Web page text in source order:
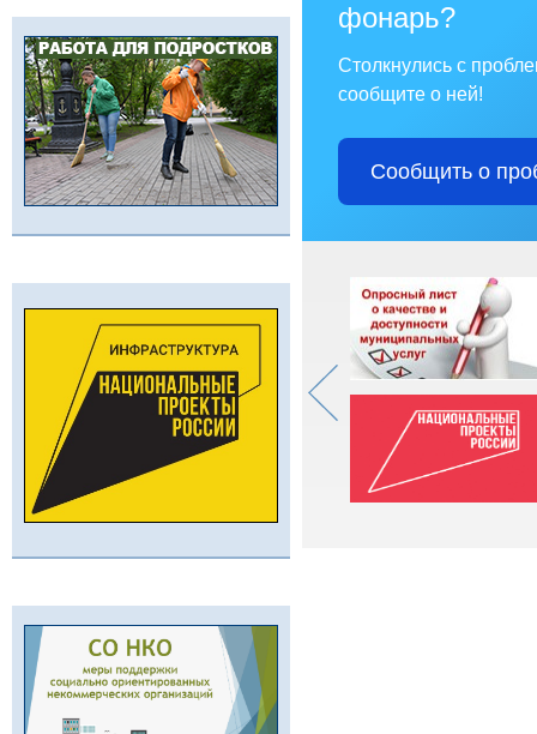
фонарь?
Столкнулись с
сообщите о ней!
Сообщить о